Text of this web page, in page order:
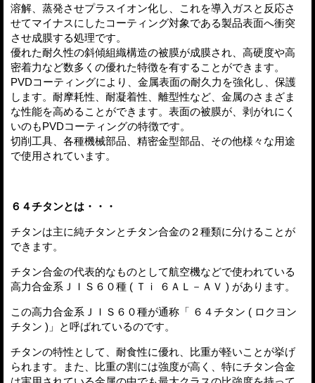
溶解、蒸発させプラスイオン化し、これを導入ガスと反応さ
せてマイナスにしたコーティング対象である製品表面へ衝突
させ成膜する処理です。
優れた耐久性の斜傾組織構造の被膜が成膜され、高硬度や高
密着力など数多くの優れた特徴を有することができます。
PVDコーティングにより、金属表面の耐久力を強化し、保護
します。耐摩耗性、耐凝着性、離型性など、金属のさまざま
な性能を高めることができます。表面の被膜が、剥がれにく
いのもPVDコーティングの特徴です。
切削工具、各種機械部品、精密金型部品、その他様々な用途
で使用されています。
６４チタンとは・・・
チタンは主に純チタンとチタン合金の２種類に分けることが
できます。
チタン合金の代表的なものとして航空機などで使われている
高力合金系ＪＩＳ６０種 ( Ｔｉ ６ＡＬ－ＡＶ ) があります。
この高力合金系ＪＩＳ６０種が通称「 ６４チタン ( ロクヨン
チタン )」と呼ばれているのです。
チタンの特性として、耐食性に優れ、比重が軽いことが挙げ
られます。また、比重の割には強度が高く、特にチタン合金